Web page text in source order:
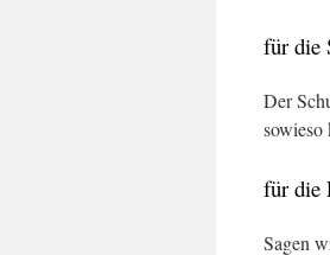
für die
Der
für die
Sagen